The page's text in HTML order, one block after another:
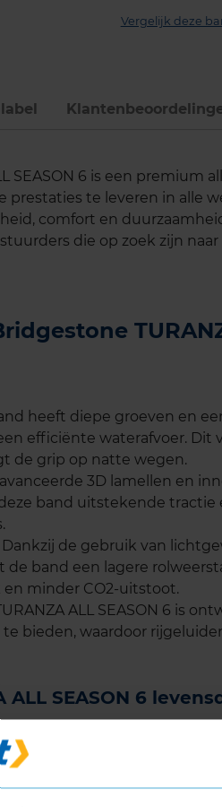
Vergelijk deze
SEASON 6 is een premium
te leveren in alle
comfort en
die op zoek zijn
heeft diepe groeven en
efficiënte waterafvoer. Dit
de grip op natte wegen.
3D lamellen en
band uitstekende tractie
Dankzij de gebruik van
de band een lagere
minder CO2-uitstoot.
ALL SEASON 6 is
bieden, waardoor
ALL SEASON 6
SEASON 6 staat bekend om
en de geavanceerde
levensduur van de band.